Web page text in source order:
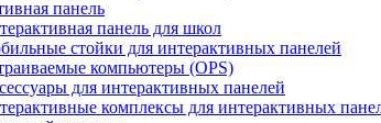
панель
панель для школ
стойки для интерактивных панелей
компьютеры (OPS)
для интерактивных панелей
комплексы для интерактивных